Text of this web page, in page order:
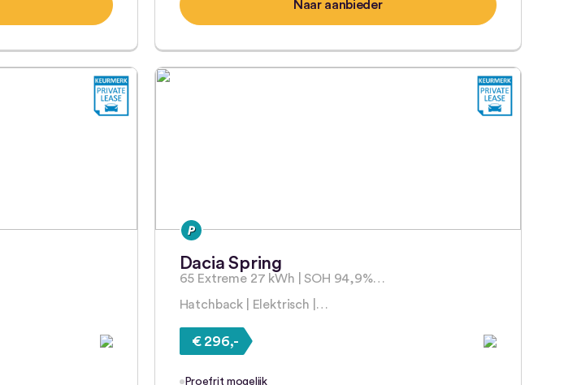
Naar aanbieder
Dacia Spring
65 Extreme 27 kWh | SOH 94,9%…
Hatchback | Elektrisch |…
€ 296,-
Proefrit mogelijk